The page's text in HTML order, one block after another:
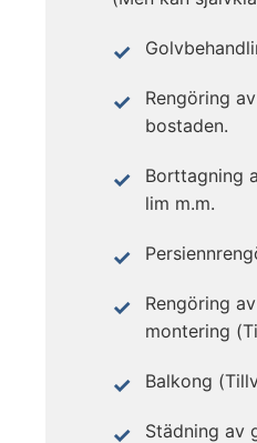
Rengöring
bostaden.
Borttagning
lim m.m.
Rengöring
montering
Balkong
Städning av